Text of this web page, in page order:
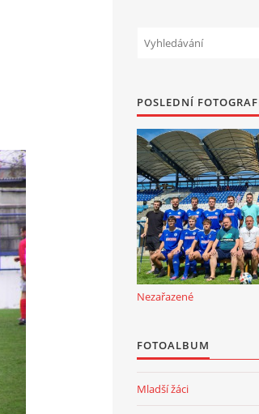
POSLEDNÍ
Nezařazené
FOTOALBUM
Mladší žáci